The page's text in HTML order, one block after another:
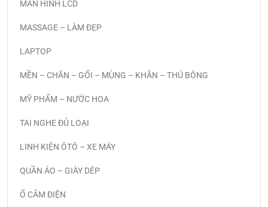
MÀN HÌNH LCD
MASSAGE – LÀM ĐẸP
LAPTOP
MỀN – CHĂN – GỐI – MÙNG – KHĂN – THÚ BÔNG
MỸ PHẨM – NƯỚC HOA
TAI NGHE ĐỦ LOẠI
LINH KIỆN ÔTÔ – XE MÁY
QUẦN ÁO – GIÀY DÉP
Ổ CẮM ĐIỆN